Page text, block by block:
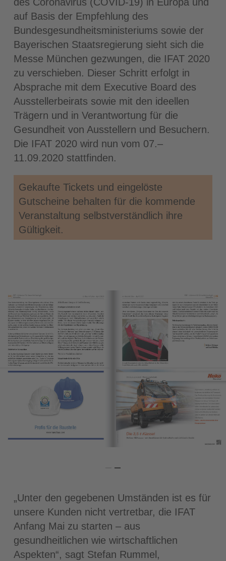
auf Basis der Empfehlung des
Bundesgesundheitsministeriums sowie der
Bayerischen Staatsregierung sieht sich die
Messe München gezwungen, die IFAT 2020
zu verschieben. Dieser Schritt erfolgt in
Absprache mit dem Executive Board des
Ausstellerbeirats sowie mit den ideellen
Trägern und in Verantwortung für die
Gesundheit von Ausstellern und Besuchern.
Die IFAT 2020 wird nun vom 07.–
11.09.2020 stattfinden.
Gekaufte Tickets und eingelöste
Gutscheine behalten für die kommende
Veranstaltung selbstverständlich ihre
Gültigkeit.
„Unter den gegebenen Umständen ist es für
unsere Kunden nicht vertretbar, die IFAT
Anfang Mai zu starten – aus
gesundheitlichen wie wirtschaftlichen
Aspekten“, sagt Stefan Rummel,